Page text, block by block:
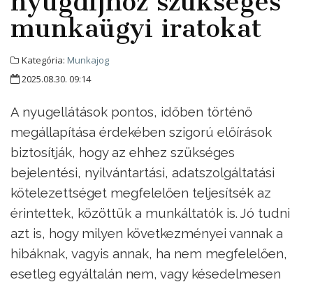
munkaügyi iratokat
Kategória: Munkajog
2025.08.30. 09:14
A nyugellátások pontos, időben történő
megállapítása érdekében szigorú előírások
biztosítják, hogy az ehhez szükséges
bejelentési, nyilvántartási, adatszolgáltatási
kötelezettséget megfelelően teljesítsék az
érintettek, közöttük a munkáltatók is. Jó tudni
azt is, hogy milyen következményei vannak a
hibáknak, vagyis annak, ha nem megfelelően,
esetleg egyáltalán nem, vagy késedelmesen